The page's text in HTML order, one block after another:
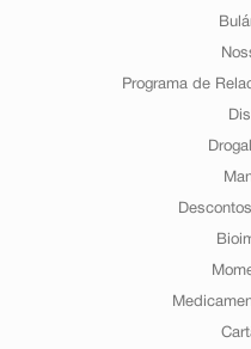
Programa de